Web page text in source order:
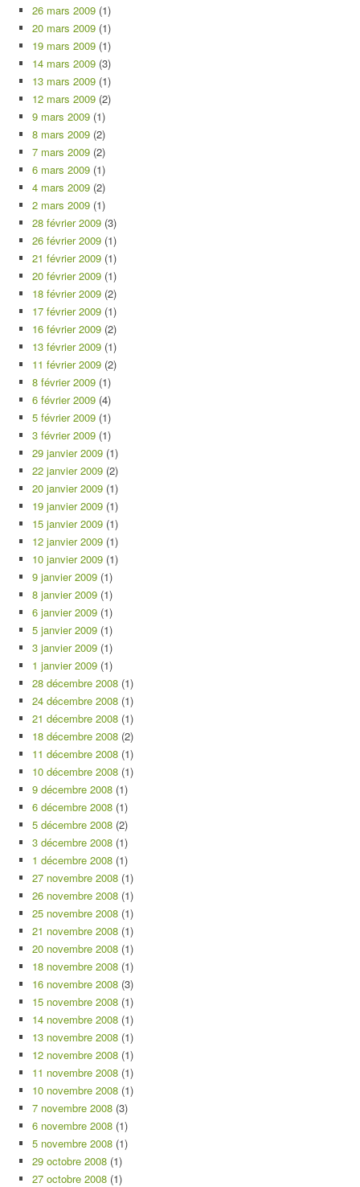
26 mars 2009 (1)
20 mars 2009 (1)
19 mars 2009 (1)
14 mars 2009 (3)
13 mars 2009 (1)
12 mars 2009 (2)
9 mars 2009 (1)
8 mars 2009 (2)
7 mars 2009 (2)
6 mars 2009 (1)
4 mars 2009 (2)
2 mars 2009 (1)
28 février 2009 (3)
26 février 2009 (1)
21 février 2009 (1)
20 février 2009 (1)
18 février 2009 (2)
17 février 2009 (1)
16 février 2009 (2)
13 février 2009 (1)
11 février 2009 (2)
8 février 2009 (1)
6 février 2009 (4)
5 février 2009 (1)
3 février 2009 (1)
29 janvier 2009 (1)
22 janvier 2009 (2)
20 janvier 2009 (1)
19 janvier 2009 (1)
15 janvier 2009 (1)
12 janvier 2009 (1)
10 janvier 2009 (1)
9 janvier 2009 (1)
8 janvier 2009 (1)
6 janvier 2009 (1)
5 janvier 2009 (1)
3 janvier 2009 (1)
1 janvier 2009 (1)
28 décembre 2008 (1)
24 décembre 2008 (1)
21 décembre 2008 (1)
18 décembre 2008 (2)
11 décembre 2008 (1)
10 décembre 2008 (1)
9 décembre 2008 (1)
6 décembre 2008 (1)
5 décembre 2008 (2)
3 décembre 2008 (1)
1 décembre 2008 (1)
27 novembre 2008 (1)
26 novembre 2008 (1)
25 novembre 2008 (1)
21 novembre 2008 (1)
20 novembre 2008 (1)
18 novembre 2008 (1)
16 novembre 2008 (3)
15 novembre 2008 (1)
14 novembre 2008 (1)
13 novembre 2008 (1)
12 novembre 2008 (1)
11 novembre 2008 (1)
10 novembre 2008 (1)
7 novembre 2008 (3)
6 novembre 2008 (1)
5 novembre 2008 (1)
29 octobre 2008 (1)
27 octobre 2008 (1)